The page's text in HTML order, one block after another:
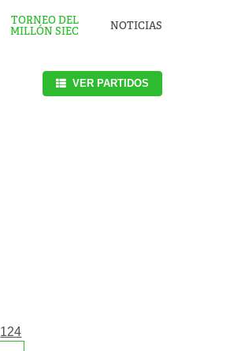
TORNEO DEL
MILLÓN SIEC
NOTICIAS
VER PARTIDOS
124